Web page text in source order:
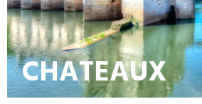
CHATEAUX